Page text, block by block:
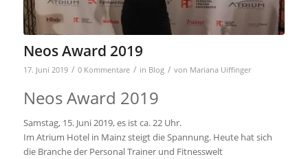
Neos Award 2019
17. Juni 2019 / 0 Kommentare / in Blog / von Mariana Uiffinger
Neos Award 2019
Samstag, 15. Juni 2019, es ist ca. 22 Uhr.
Im Atrium Hotel in Mainz steigt die Spannung. Heute hat sich
die Branche der Personal Trainer und Fitnesswelt